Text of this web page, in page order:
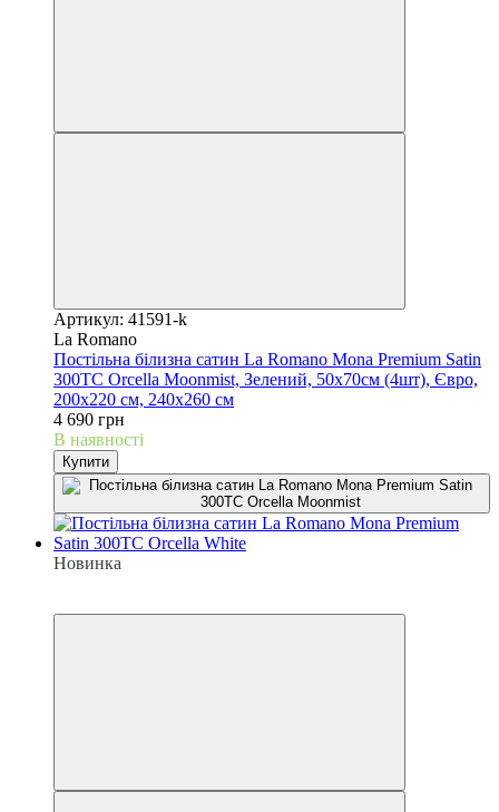
Артикул: 41591-k
La Romano
Постільна білизна сатин La Romano Mona Premium Satin
300TC Orcella Moonmist, Зелений, 50х70см (4шт), Євро,
200х220 см, 240х260 см
4 690 грн
В наявності
Купити
Новинка